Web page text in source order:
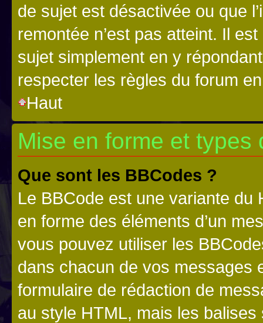
de sujet est désactivée ou que
remontée n’est pas atteint. Il
sujet simplement en y
respecter les règles du forum
Haut
Mise en forme et types
Que sont les BBCodes ?
Le BBCode est une variante du
en forme des éléments d’un
vous pouvez utiliser les
dans chacun de vos messages
formulaire de rédaction de
au style HTML, mais les